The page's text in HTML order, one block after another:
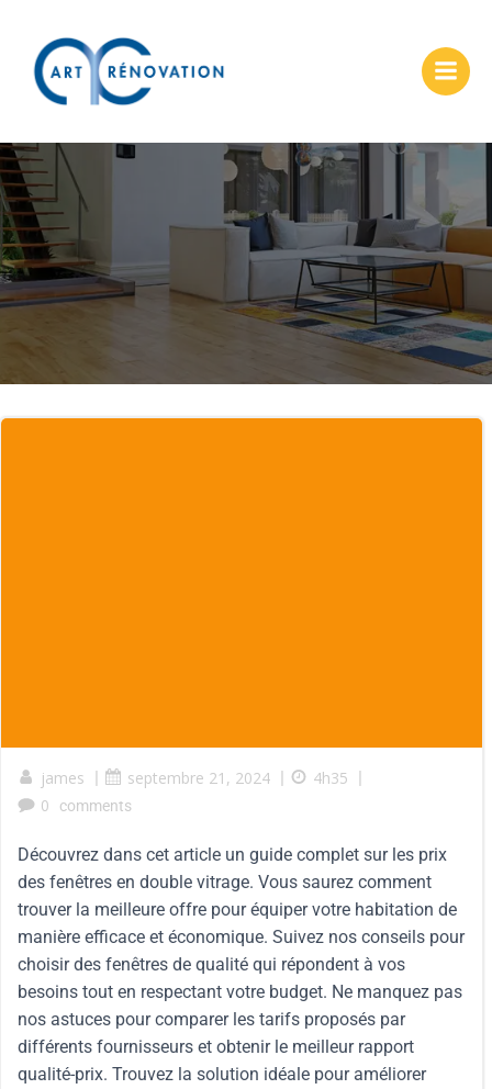
james | septembre 21, 2024 | 4h35 |
0
comments
Découvrez dans cet article un guide complet sur les prix
des fenêtres en double vitrage. Vous saurez comment
trouver la meilleure offre pour équiper votre habitation de
manière efficace et économique. Suivez nos conseils pour
choisir des fenêtres de qualité qui répondent à vos
besoins tout en respectant votre budget. Ne manquez pas
nos astuces pour comparer les tarifs proposés par
différents fournisseurs et obtenir le meilleur rapport
qualité-prix. Trouvez la solution idéale pour améliorer